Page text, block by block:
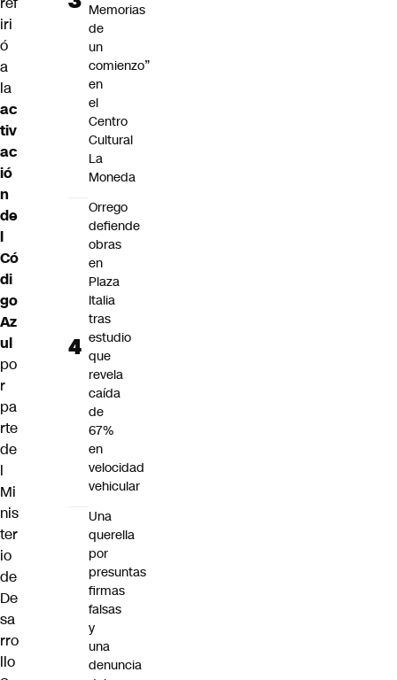
iri
ó
a
la
ac
tiv
ac
ió
n
de
l
Có
di
go
Az
ul
po
r
pa
rte
de
l
Mi
nis
ter
io
de
De
sa
rro
llo
Memorias
de
un
comienzo”
en
el
Centro
Cultural
La
Moneda
Orrego
defiende
obras
en
Plaza
Italia
tras
estudio
que
revela
caída
de
67%
en
velocidad
vehicular
Una
querella
por
presuntas
firmas
falsas
y
una
denuncia